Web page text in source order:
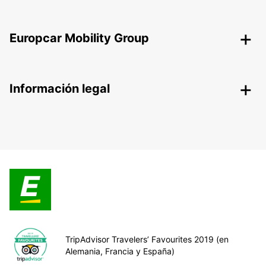
Europcar Mobility Group
Información legal
TripAdvisor Travelers’ Favourites 2019 (en
Alemania, Francia y España)